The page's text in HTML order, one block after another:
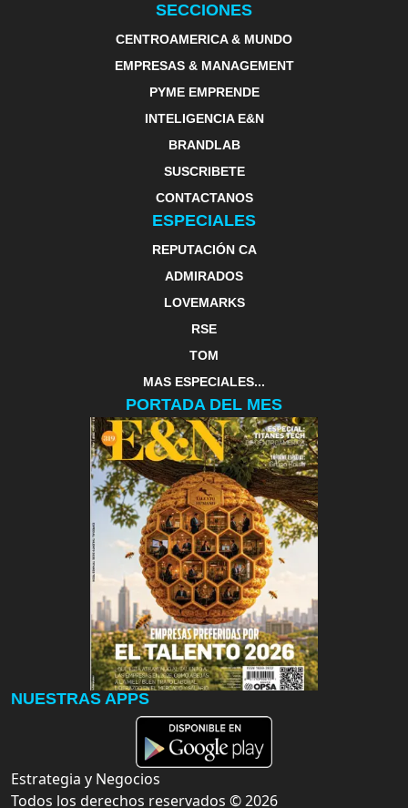
SECCIONES
CENTROAMERICA & MUNDO
EMPRESAS & MANAGEMENT
PYME EMPRENDE
INTELIGENCIA E&N
BRANDLAB
SUSCRIBETE
CONTACTANOS
ESPECIALES
REPUTACIÓN CA
ADMIRADOS
LOVEMARKS
RSE
TOM
MAS ESPECIALES...
PORTADA DEL MES
NUESTRAS APPS
Estrategia y Negocios
Todos los derechos reservados ©2026